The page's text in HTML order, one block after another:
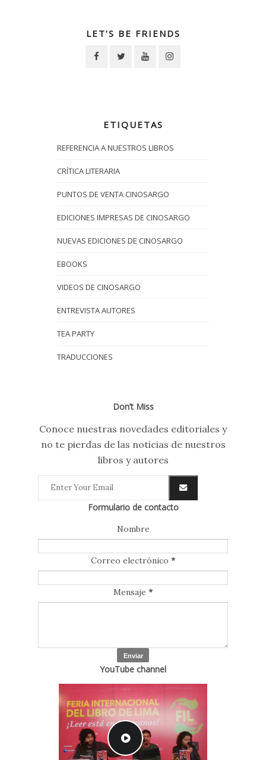
LET’S BE FRIENDS
ETIQUETAS
REFERENCIA A NUESTROS LIBROS
CRÍTICA LITERARIA
PUNTOS DE VENTA CINOSARGO
EDICIONES IMPRESAS DE CINOSARGO
NUEVAS EDICIONES DE CINOSARGO
EBOOKS
VIDEOS DE CINOSARGO
ENTREVISTA AUTORES
TEA PARTY
TRADUCCIONES
Don’t Miss
Conoce nuestras novedades editoriales y
no te pierdas de las noticias de nuestros
libros y autores
Formulario de contacto
Nombre
Correo electrónico *
Mensaje *
YouTube channel